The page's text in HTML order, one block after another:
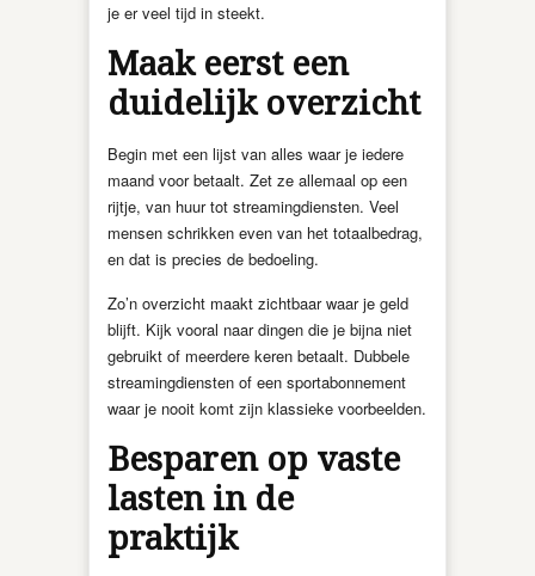
je er veel tijd in steekt.
Maak eerst een
duidelijk overzicht
Begin met een lijst van alles waar je iedere
maand voor betaalt. Zet ze allemaal op een
rijtje, van huur tot streamingdiensten. Veel
mensen schrikken even van het totaalbedrag,
en dat is precies de bedoeling.
Zo’n overzicht maakt zichtbaar waar je geld
blijft. Kijk vooral naar dingen die je bijna niet
gebruikt of meerdere keren betaalt. Dubbele
streamingdiensten of een sportabonnement
waar je nooit komt zijn klassieke voorbeelden.
Besparen op vaste
lasten in de
praktijk